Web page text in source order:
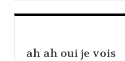
ah ah oui je vois